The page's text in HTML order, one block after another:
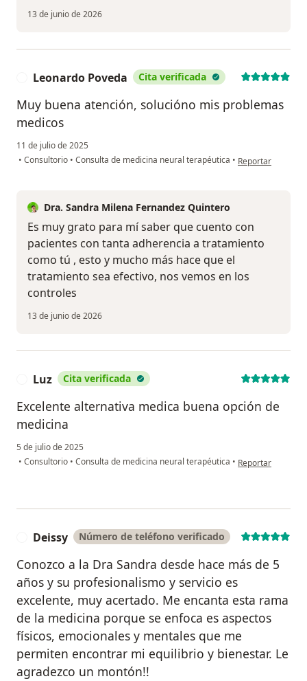
13 de junio de 2026
Leonardo Poveda Cita verificada
Muy buena atención, solucióno mis problemas
medicos
11 de julio de 2025
• Consultorio • Consulta de medicina neural terapéutica • en opinión del
Reportar
Dra. Sandra Milena Fernandez Quintero
Es muy grato para mí saber que cuento con
pacientes con tanta adherencia a tratamiento
como tú , esto y mucho más hace que el
tratamiento sea efectivo, nos vemos en los
controles
13 de junio de 2026
Luz Cita verificada
Excelente alternativa medica buena opción de
medicina
5 de julio de 2025
• Consultorio • Consulta de medicina neural terapéutica • en opinión del
Reportar
Deissy Número de teléfono verificado
Conozco a la Dra Sandra desde hace más de 5
años y su profesionalismo y servicio es
excelente, muy acertado. Me encanta esta rama
de la medicina porque se enfoca es aspectos
físicos, emocionales y mentales que me
permiten encontrar mi equilibrio y bienestar. Le
agradezco un montón!!